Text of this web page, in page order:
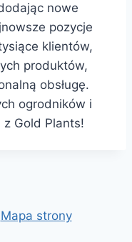
nowe
pozycje
klientów,
produktów,
obsługę.
ogrodników i
Gold Plants!
Mapa strony